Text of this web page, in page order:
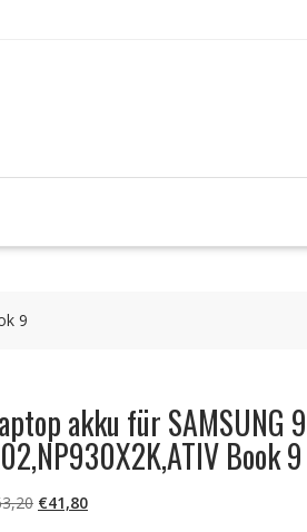
9
akku für SAMSUNG
Book 9
Ursprünglicher
€41,80Aktueller